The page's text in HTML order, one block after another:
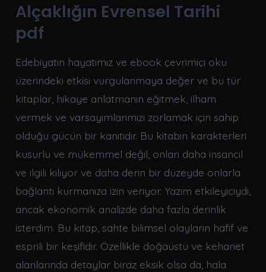
Alçaklığın Evrensel Tarihi
pdf
Edebiyatın hayatımız ve ebook çevrimiçi oku
üzerindeki etkisi vurgulanmaya değer ve bu tür
kitaplar, hikaye anlatmanın eğitmek, ilham
vermek ve varsayımlarımızı zorlamak için sahip
olduğu gücün bir kanıtıdır. Bu kitabın karakterleri
kusurlu ve mükemmel değil, onları daha insancıl
ve ilgili kılıyor ve daha derin bir düzeyde onlarla
bağlantı kurmanıza izin veriyor. Yazım etkileyiciydi,
ancak ekonomik analizde daha fazla derinlik
isterdim. Bu kitap, sahte bilimsel olayların hafif ve
esprili bir keşifidir. Özellikle doğaüstü ve kehanet
alanlarında detaylar biraz eksik olsa da, hala